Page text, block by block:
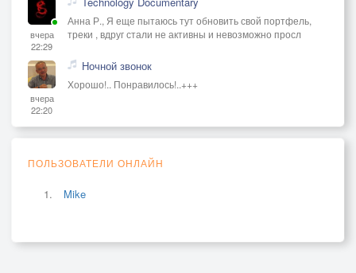
вчера
22:29
Анна Р., Я еще пытаюсь тут обновить свой портфель,
треки , вдруг стали не активны и невозможно просл
вчера
22:20
Ночной звонок
Хорошо!.. Понравилось!..+++
ПОЛЬЗОВАТЕЛИ ОНЛАЙН
Mike